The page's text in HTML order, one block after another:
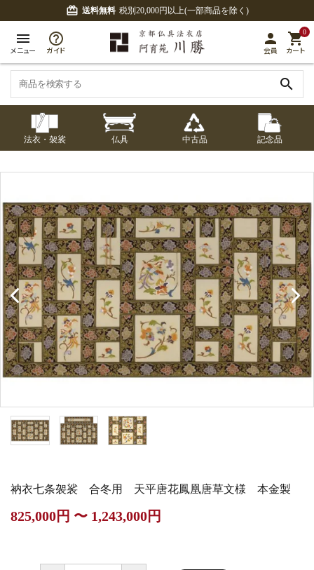
card_giftcard 送料無料 税別20,000円以上(一部商品を除く)
menu
メニュー ガイド
person
会員
0
shopping_cart
カート
search
七条袈裟
五条袈裟
色衣・裳附
黒衣・直綴
法衣・袈裟
五条袈裟 色衣・裳附
黒衣・直綴 布袍・間衣
白衣・色服 襦袢・裾除け
白帯・足袋 草履・はきもの
輪袈裟・畳袈裟
コート・雨具
記念品
経本入・念珠入・式
中啓・扇子 収納
記念品・おつかいも
の
書籍
仏具
卓類・常香盤・礼盤 天蓋・瓔珞・吊金具
灯明具・灯明準備用
品
金香炉・花瓶・火立
土香炉・香炉台・香
盒
仏器・供笥・供物
きん・きん台・鳴物 ご法要用品・箱類
打敷・礼盤打敷・下
掛・水引
欄間・障子・襖・翠
簾
中古品
衲衣七条袈裟 合冬用 天平唐花鳳凰唐草文様 本金製
825,000円 〜 1,243,000円